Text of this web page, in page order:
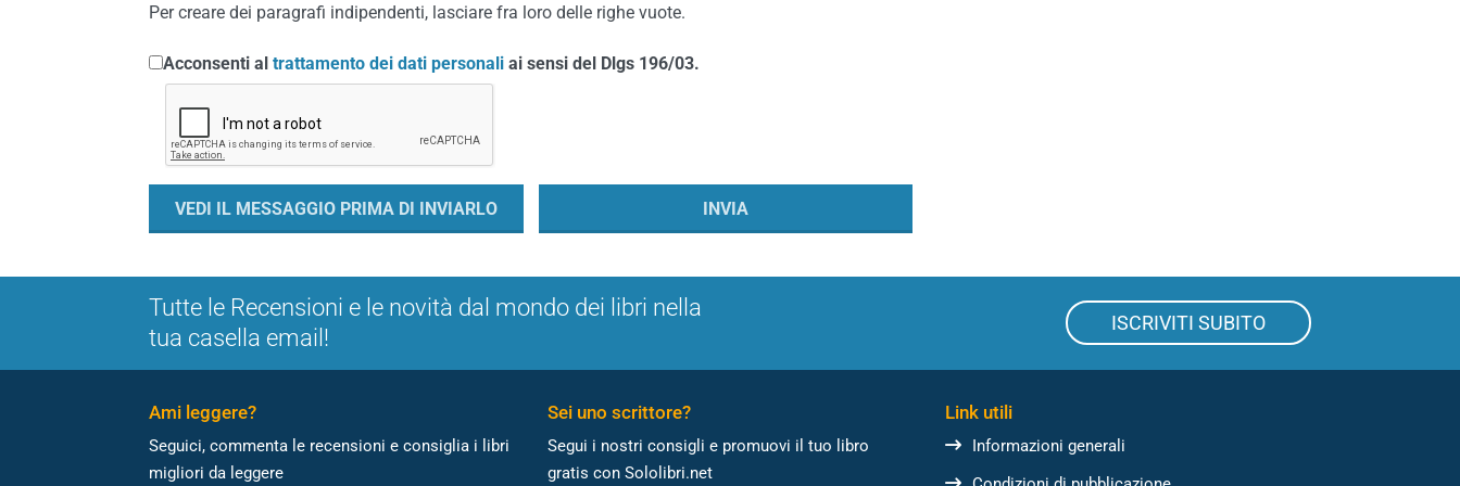
Per creare dei paragrafi indipendenti, lasciare fra loro delle righe vuote.
Acconsenti al trattamento dei dati personali ai sensi del Dlgs 196/03.
Tutte le Recensioni e le novità dal mondo dei libri nella
tua casella email!
ISCRIVITI SUBITO
Ami leggere?
Seguici, commenta le recensioni e consiglia i libri
migliori da leggere
Sei uno scrittore?
Segui i nostri consigli e promuovi il tuo libro
gratis con Sololibri.net
Link utili
Informazioni generali